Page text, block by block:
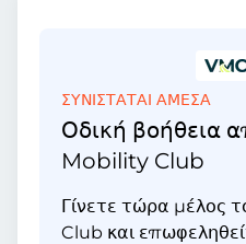
ΣΥΝΙΣΤΑΤΑΙ ΑΜΕΣΑ
Οδική βοήθεια
Mobility Club
Γίνετε τώρα μέλος
Club και